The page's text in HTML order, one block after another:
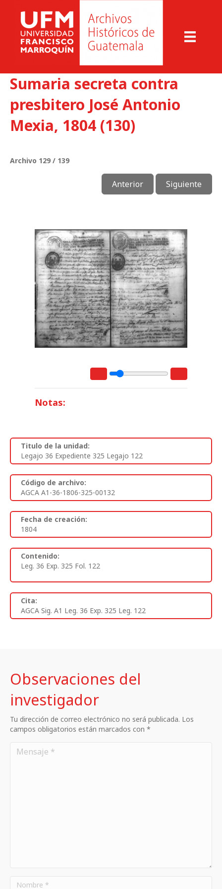
Sumaria secreta contra
presbitero José Antonio
Mexia, 1804 (130)
Archivo 129 / 139
Anterior Siguiente
Notas:
Titulo de la unidad:
Legajo 36 Expediente 325 Legajo 122
Código de archivo:
AGCA A1-36-1806-325-00132
Fecha de creación:
1804
Contenido:
Leg. 36 Exp. 325 Fol. 122
Cita:
AGCA Sig. A1 Leg. 36 Exp. 325 Leg. 122
Observaciones del
investigador
Tu dirección de correo electrónico no será publicada. Los
campos obligatorios están marcados con *